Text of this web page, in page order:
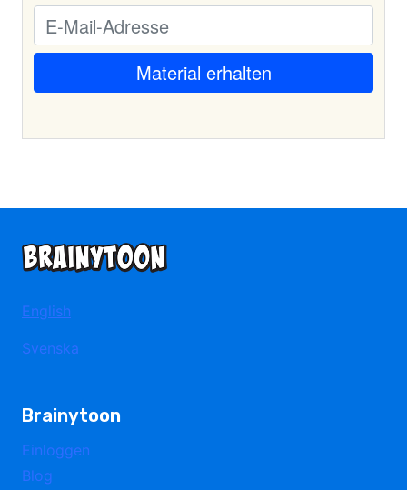
English
Svenska
Brainytoon
Einloggen
Blog